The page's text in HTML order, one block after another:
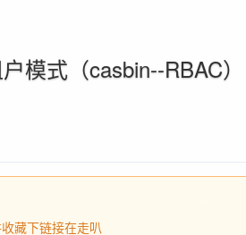
模式（casbin--RBAC）
藏下链接在走叭